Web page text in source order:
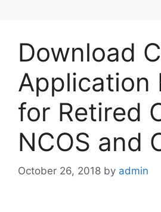
Download
Application
for Retired
NCOS and
October 26, 2018 by admin